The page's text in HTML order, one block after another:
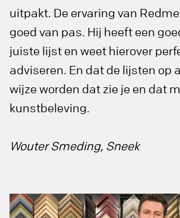
uitpakt. De ervaring van
goed van pas. Hij heeft een
juiste lijst en weet hierover
adviseren. En dat de lijsten op
wijze worden dat zie je en dat
kunstbeleving.
Wouter Smeding, Sneek